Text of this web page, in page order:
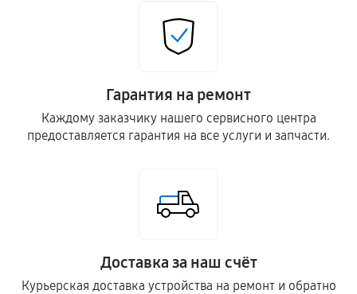
Гарантия на ремонт
Каждому заказчику нашего сервисного центра
предоставляется гарантия на все услуги и запчасти.
Доставка за наш счёт
Курьерская доставка устройства на ремонт и обратно